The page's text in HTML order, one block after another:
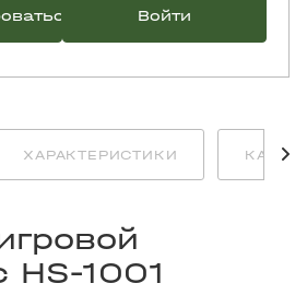
Войти
ХАРАКТЕРИСТИКИ КАК
HS-1001